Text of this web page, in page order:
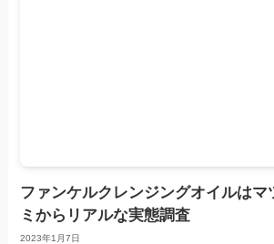
ファンケルクレンジングオイルはマ
ミからリアルな実態調査
2023年1月7日